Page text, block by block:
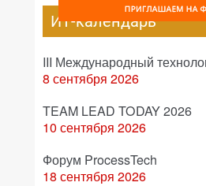
ИТ-календарь
III Международный
8 сентября 2026
TEAM LEAD TODAY 2026
10 сентября 2026
Форум ProcessTech
18 сентября 2026